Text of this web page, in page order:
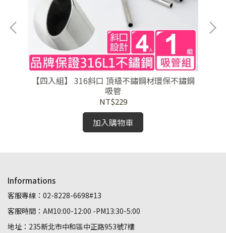
【四入組】 316斜口 頂級不鏽鋼材環保不鏽鋼
吸管
NT$229
加入購物車
Informations
客服專線：02-8228-6698#13
客服時間：AM10:00-12:00 -PM13:30-5:00
地址：235新北市中和區中正路953號7樓